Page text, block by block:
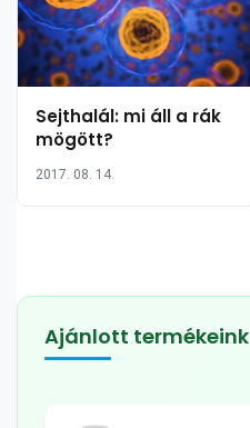
Sejthalál: mi áll a rák
mögött?
2017. 08. 14.
Ajánlott termékeink